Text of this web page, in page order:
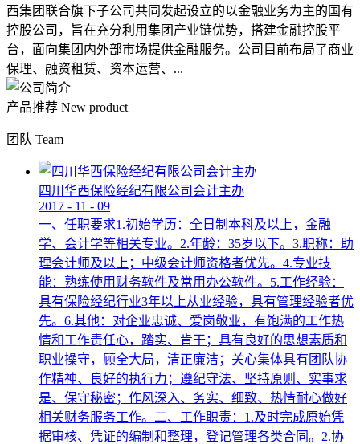
西集团联合旗下子公司共同发起设立的以金融业务为主的国有
控股公司，旨在充分利用集团产业链优势，搭建金融控股平
台，面向集团内外部市场提供金融服务。公司目前布局了商业
保理、融资租赁、资本运营、...
产品推荐 New product
团队 Team
四川华西保险经纪有限公司会计主办
2017 - 11 - 09
一、任职要求1.初始学历：全日制本科及以上，金融
学、会计学等相关专业。2.年龄：35岁以下。3.职称：助
理会计师及以上；中级会计师资格者优先。4.专业技
能：熟练使用财务软件及常用办公软件。5.工作经验：
具有保险经纪行业3年以上从业经验，具有管理经验者优
先。6.其他：对企业忠诚、爱岗敬业，有饱满的工作热
情和工作责任心，踏实、肯干；具有良好的思想素质和
职业操守，顾全大局，清正廉洁；关心集体具有团队协
作精神、良好的执行力；遵纪守法、坚持原则、实事求
是、保守秘密；作风深入、务实、细致、热情耐心做好
相关财务服务工作。二、工作职责：1.及时完成原始凭
据审核、凭证的编制和整理，登记管理各类合同。2.协